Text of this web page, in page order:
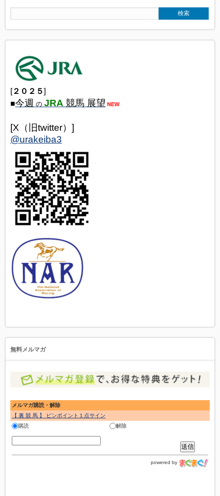
[２０２５]
■今週 の JRA 競馬 展望 NEW
[X（旧twitter）]
@urakeiba3
無料メルマガ
メルマガ購読・解除
【 裏 競 馬 】 ピンポイント１点サイン
購読
解除
powered by